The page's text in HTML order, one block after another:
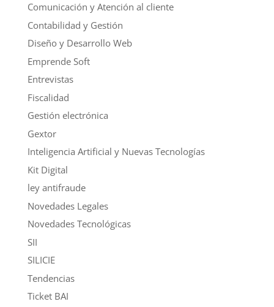
Comunicación y Atención al cliente
Contabilidad y Gestión
Diseño y Desarrollo Web
Emprende Soft
Entrevistas
Fiscalidad
Gestión electrónica
Gextor
Inteligencia Artificial y Nuevas Tecnologías
Kit Digital
ley antifraude
Novedades Legales
Novedades Tecnológicas
SII
SILICIE
Tendencias
Ticket BAI